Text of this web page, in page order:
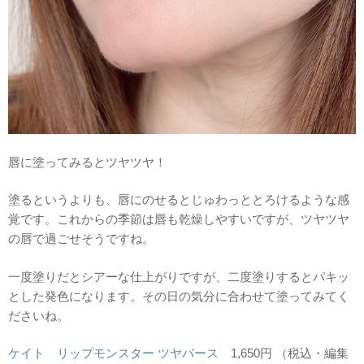
唇に塗ってみるとツヤツヤ！
塗るというよりも、唇にのせるとじゅわっととろけるような感
覚です。これからの季節は唇も乾燥しやすいですが、ツヤツヤ
の唇で過ごせそうですね。
一度塗りだとシアーな仕上がりですが、二度塗りするとパキッ
とした発色になります。その日の気分に合わせて塗ってみてく
ださいね。
ケイト リップモンスター ツヤバース 1,650円 （税込・編集